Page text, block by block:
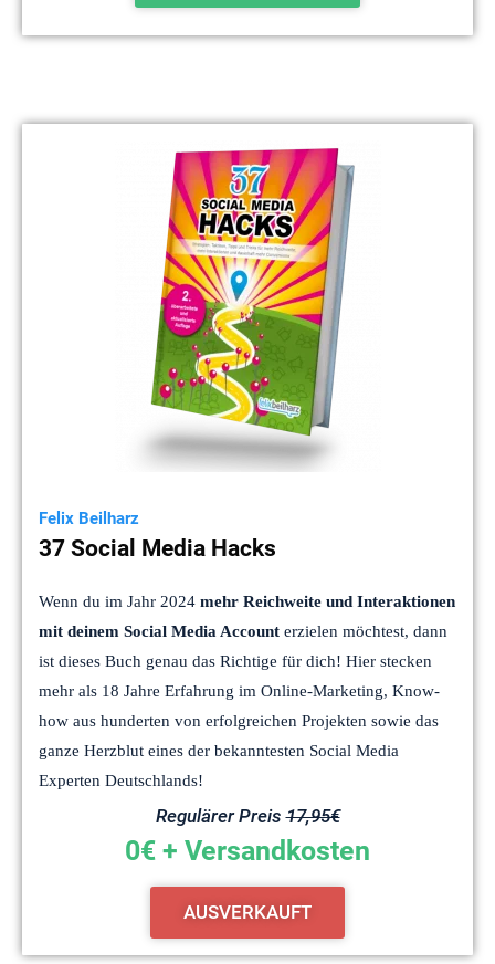
Felix Beilharz
37 Social Media Hacks
Wenn du im Jahr 2024 mehr Reichweite und Interaktionen
mit deinem Social Media Account erzielen möchtest, dann
ist dieses Buch genau das Richtige für dich! Hier stecken
mehr als 18 Jahre Erfahrung im Online-Marketing, Know-
how aus hunderten von erfolgreichen Projekten sowie das
ganze Herzblut eines der bekanntesten Social Media
Experten Deutschlands!
Regulärer Preis17,95€
0€ + Versandkosten
AUSVERKAUFT